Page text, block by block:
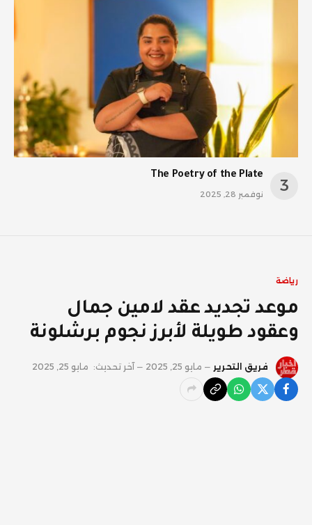
The Poetry of the Plate
نوفمبر 28, 2025
رياضة
موعد تجديد عقد لامين جمال
وعقود طويلة لأبرز نجوم برشلونة
فريق التحرير مايو 25, 2025 آخر تحديث: مايو 25, 2025